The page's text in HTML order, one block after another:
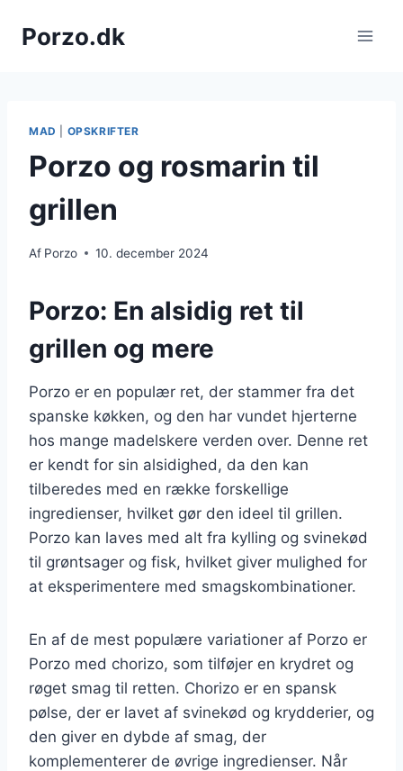
Porzo.dk
MAD OPSKRIFTER
Porzo og rosmarin til
grillen
Af Porzo 10. december 2024
Porzo: En alsidig ret til
grillen og mere
Porzo er en populær ret, der stammer fra det
spanske køkken, og den har vundet hjerterne
hos mange madelskere verden over. Denne ret
er kendt for sin alsidighed, da den kan
tilberedes med en række forskellige
ingredienser, hvilket gør den ideel til grillen.
Porzo kan laves med alt fra kylling og svinekød
til grøntsager og fisk, hvilket giver mulighed for
at eksperimentere med smagskombinationer.
En af de mest populære variationer af Porzo er
Porzo med chorizo, som tilføjer en krydret og
røget smag til retten. Chorizo er en spansk
pølse, der er lavet af svinekød og krydderier, og
den giver en dybde af smag, der
komplementerer de øvrige ingredienser. Når